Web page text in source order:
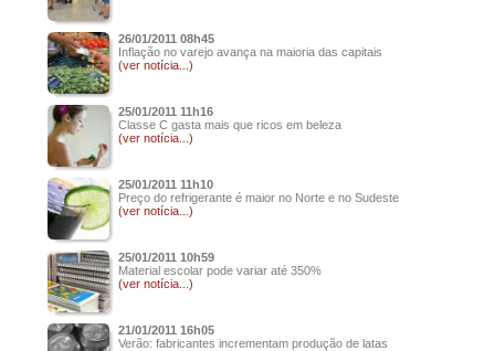
26/01/2011 08h45
Inflação no varejo avança na maioria das capitais
(ver notícia...)
25/01/2011 11h16
Classe C gasta mais que ricos em beleza
(ver notícia...)
25/01/2011 11h10
Preço do refrigerante é maior no Norte e no Sudeste
(ver notícia...)
25/01/2011 10h59
Material escolar pode variar até 350%
(ver notícia...)
21/01/2011 16h05
Verão: fabricantes incrementam produção de latas